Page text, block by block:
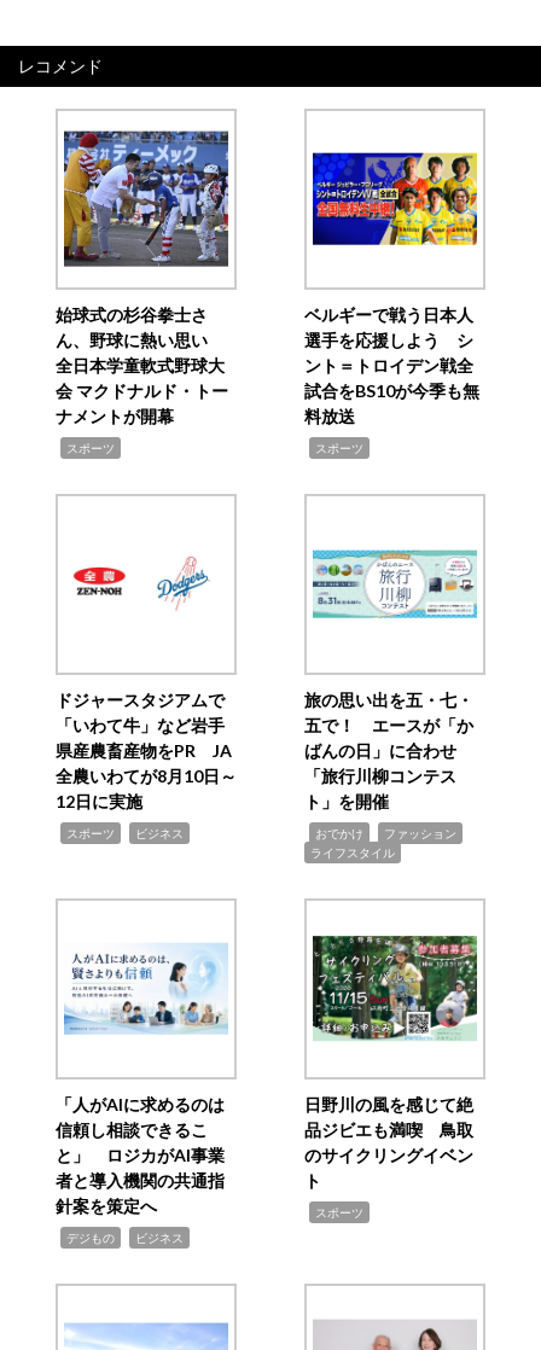
レコメンド
始球式の杉谷拳士さ
ん、野球に熱い思い
全日本学童軟式野球大
会 マクドナルド・トー
ナメントが開幕
スポーツ
ベルギーで戦う日本人
選手を応援しよう シ
ント＝トロイデン戦全
試合をBS10が今季も無
料放送
スポーツ
ドジャースタジアムで
「いわて牛」など岩手
県産農畜産物をPR JA
全農いわてが8月10日～
12日に実施
スポーツ ビジネス
旅の思い出を五・七・
五で！ エースが「か
ばんの日」に合わせ
「旅行川柳コンテス
ト」を開催
おでかけ ファッション
ライフスタイル
「人がAIに求めるのは
信頼し相談できるこ
と」 ロジカがAI事業
者と導入機関の共通指
針案を策定へ
デジもの ビジネス
日野川の風を感じて絶
品ジビエも満喫 鳥取
のサイクリングイベン
ト
スポーツ